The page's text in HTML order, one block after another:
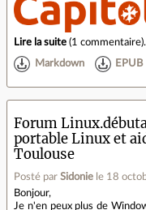
Lire la suite (1 commentaire).
Markdown EPUB
Forum
portable Linux et
Toulouse
Posté par Sidonie le 18
Bonjour,
Je n'en peux plus de